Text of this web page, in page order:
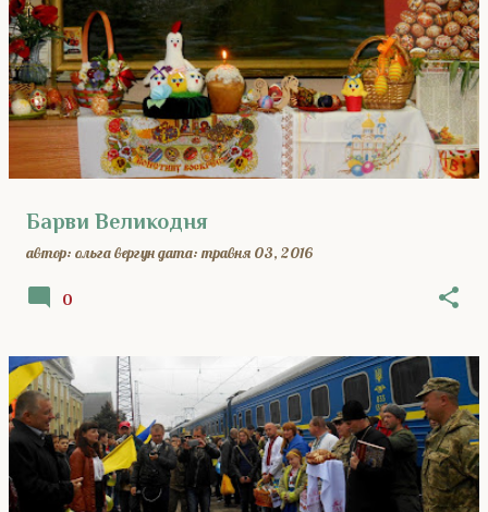
Барви Великодня
автор: ольга вергундата:травня 03, 2016
0